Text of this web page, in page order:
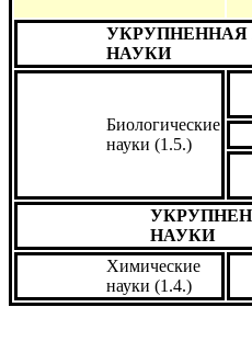
УКРУПНЕННАЯ
НАУКИ
Биологические
науки (1.5.)
НАУКИ
Химические
науки (1.4.)